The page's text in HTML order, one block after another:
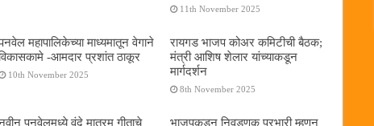
11th November 2025
महापालिकेच्या माध्यमातून वेगाने
-आमदार प्रशांत ठाकूर
10th November 2025
रायगड भाजप कोअर कमिटीची बैठक;
मंत्री आशिष शेलार यांच्याकडून
मार्गदर्शन
8th November 2025
पनवेलमध्ये वंदे मातरम् गीताचे भाजपकडून निवडणूक प्रभारी म्हणून